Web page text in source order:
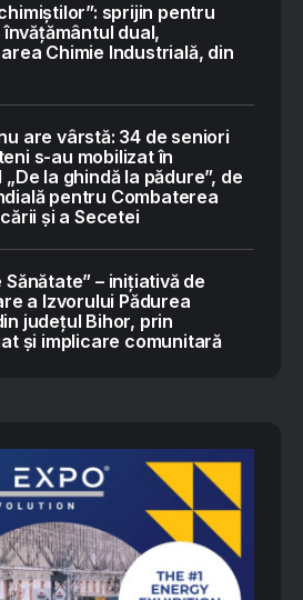
sprijin pentru
învățământul dual,
Chimie Industrială, din
are vârstă: 34 de seniori
s-au mobilizat în
la ghindă la pădure”, de
pentru Combaterea
și a Secetei
Sănătate” – inițiativă de
a Izvorului Pădurea
județul Bihor, prin
și implicare comunitară